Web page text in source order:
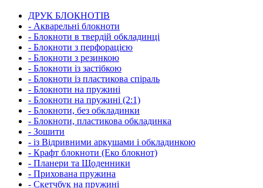
ДРУК БЛОКНОТІВ
- Акварельні блокноти
- Блокноти в твердій обкладинці
- Блокноти з перфорацією
- Блокноти з резинкою
- Блокноти із застібкою
- Блокноти із пластикова спіраль
- Блокноти на пружині
- Блокноти на пружині (2:1)
- Блокноти, без обкладинки
- Блокноти, пластикова обкладинка
- Зошити
- із Відривними аркушами і обкладинкою
- Крафт блокноти (Еко блокнот)
- Планери та Щоденники
- Прихована пружина
- Скетчбук на пружині